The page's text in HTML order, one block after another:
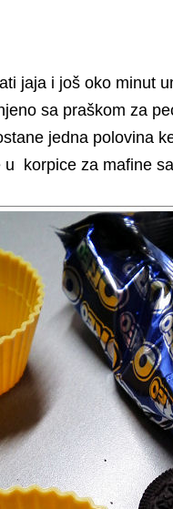
jaja i još oko minut
sa praškom za
jedna polovina
korpice za mafine